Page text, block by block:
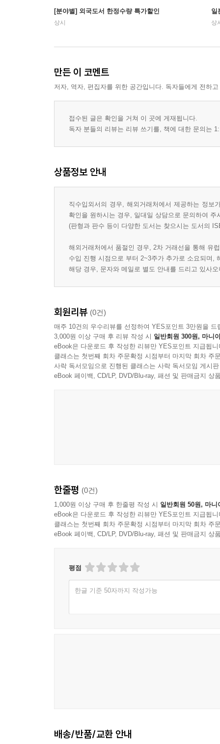
[분야별] 외국도서 한정수량 특가할인
상시
일
상
만든 이 코멘트
저자, 역자, 편집자를 위한 공간입니다. 독자들에게 전하
접수된 글은 확인을 거쳐 이 곳에 게재됩니다.
독자 분들의 리뷰는 리뷰 쓰기를, 책에 대한 문의는
상품정보 안내
직수입외서의 경우, 해외거래처에서 제공하는 정
확인을 원하시는 경우, 일대일 상담으로 문의하여 주
(판형과 판수 등이 다양한 도서는 찾으시는 도서의
해외거래처에서 품절인 경우, 2차 거래선을 통해 유
수입 진행 시점으로 부터 2~3주가 추가로 소요되며,
해당 경우, 문자와 메일로 별도 안내를 드리고 있사
회원리뷰 (0건)
매주 10건의 우수리뷰를 선정하여 YES포인트 3만원을 드
3,000원 이상 구매 후 리뷰 작성 시 일반회원 300원, 마니
eBook은 다운로드 후 작성한 리뷰만 YES포인트 지급됩니
클래스는 첫번째 회차 주문확정 시점부터 마지막 회차 주
사락 독서모임으로 진행된 클래스는 사락 독서모임 게시
eBook 페이백, CD/LP, DVD/Blu-ray, 패션 및 판매금지 상
한줄평 (0건)
1,000원 이상 구매 후 한줄평 작성 시 일반회원 50원, 마니
eBook은 다운로드 후 작성한 리뷰만 YES포인트 지급됩니
클래스는 첫번째 회차 주문확정 시점부터 마지막 회차 주
eBook 페이백, CD/LP, DVD/Blu-ray, 패션 및 판매금지 상
평점
한글 기준 50자까지 작성가능
배송/반품/교환 안내